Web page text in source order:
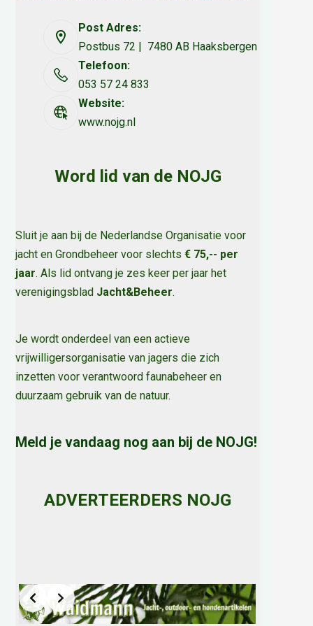
Post Adres:
Postbus 72 | 7480 AB Haaksbergen
Telefoon:
053 57 24 833
Website:
www.nojg.nl
Word lid van de NOJG
Sluit je aan bij de Nederlandse Organisatie voor
jacht en Grondbeheer voor slechts€ 75,-- per
jaar. Als lid ontvang je zes keer per jaar het
verenigingsblad Jacht&Beheer.
Je wordt onderdeel van een actieve
vrijwilligersorganisatie van jagers die zich
inzetten voor verantwoord faunabeheer en
duurzaam gebruik van de natuur.
Meld je vandaag nog aan bij de NOJG!
ADVERTEERDERS NOJG